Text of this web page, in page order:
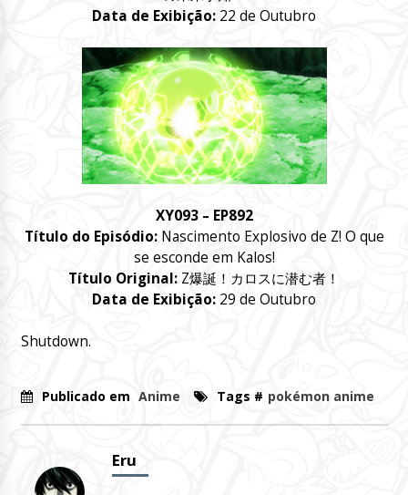
Data de Exibição: 22 de Outubro
XY093 – EP892
Título do Episódio:Nascimento Explosivo de Z! O que
se esconde em Kalos!
Título Original: Z爆誕！カロスに潜む者！
Data de Exibição: 29 de Outubro
Shutdown.
Publicado em Anime Tags # pokémon anime
Eru